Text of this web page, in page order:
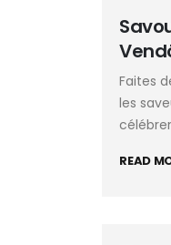
Faites
les
READ